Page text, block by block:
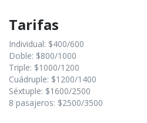
Tarifas
Individual: $400/600
Doble: $800/1000
Triple: $1000/1200
Cuádruple: $1200/1400
Séxtuple: $1600/2500
8 pasajeros: $2500/3500